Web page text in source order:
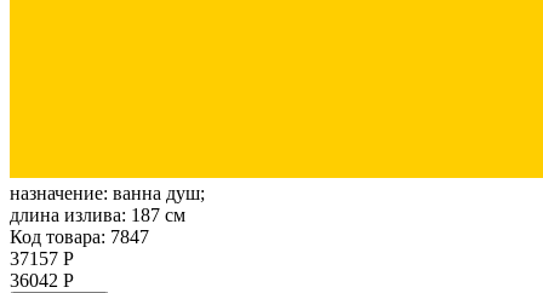
назначение: ванна душ;
длина излива: 187 см
Код товара: 7847
37157 Р
36042 Р